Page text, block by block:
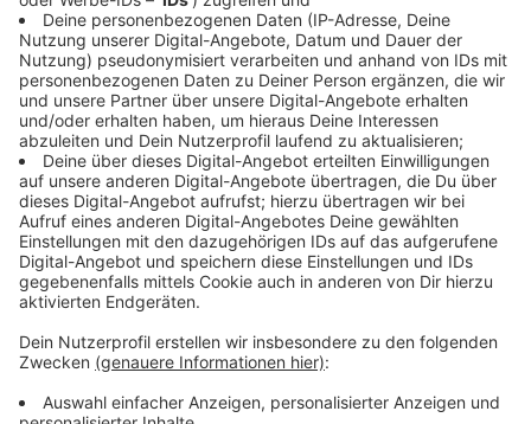
so die Verbraucherzentrale. Bei den fast 3.600
Verbraucheranliegen, ging es in rund jedem sechsten
Fall um Fragen zu genau diesen Themen. Besonders
gefragt waren unter anderem Infos zum Energiesparen
und Investitionen in energetische Sanierungen. Die
Top-Themen waren aber auch im letzten Jahr
Alltagsverträge und Reklamationen. Hier hat sich die
Verbraucherzentrale bei rund 1640 Rechtsberatungen
in den meisten Fällen erfolgreich für die berechtigten
Ansprüche der Ratsuchenden eingesetzt.
Weitere Meldungen aus Leverkusen